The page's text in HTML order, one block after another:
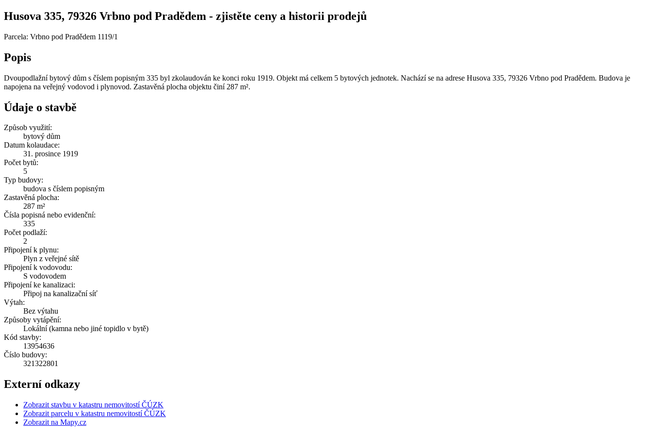
Husova 335, 79326 Vrbno pod Pradědem - zjistěte ceny a historii prodejů
Parcela: Vrbno pod Pradědem 1119/1
Popis
Dvoupodlažní bytový dům s číslem popisným 335 byl zkolaudován ke konci roku 1919. Objekt má celkem 5 bytových jednotek. Nachází se na adrese Husova 335, 79326 Vrbno pod Pradědem. Budova je
napojena na veřejný vodovod i plynovod. Zastavěná plocha objektu činí 287 m².
Údaje o stavbě
Způsob využití:
bytový dům
Datum kolaudace:
31. prosince 1919
Počet bytů:
5
Typ budovy:
budova s číslem popisným
Zastavěná plocha:
287 m²
Čísla popisná nebo evidenční:
335
Počet podlaží:
2
Připojení k plynu:
Plyn z veřejné sítě
Připojení k vodovodu:
S vodovodem
Připojení ke kanalizaci:
Připoj na kanalizační síť
Výtah:
Bez výtahu
Způsoby vytápění:
Lokální (kamna nebo jiné topidlo v bytě)
Kód stavby:
13954636
Číslo budovy:
321322801
Externí odkazy
Zobrazit stavbu v katastru nemovitostí ČÚZK
Zobrazit parcelu v katastru nemovitostí ČÚZK
Zobrazit na Mapy.cz